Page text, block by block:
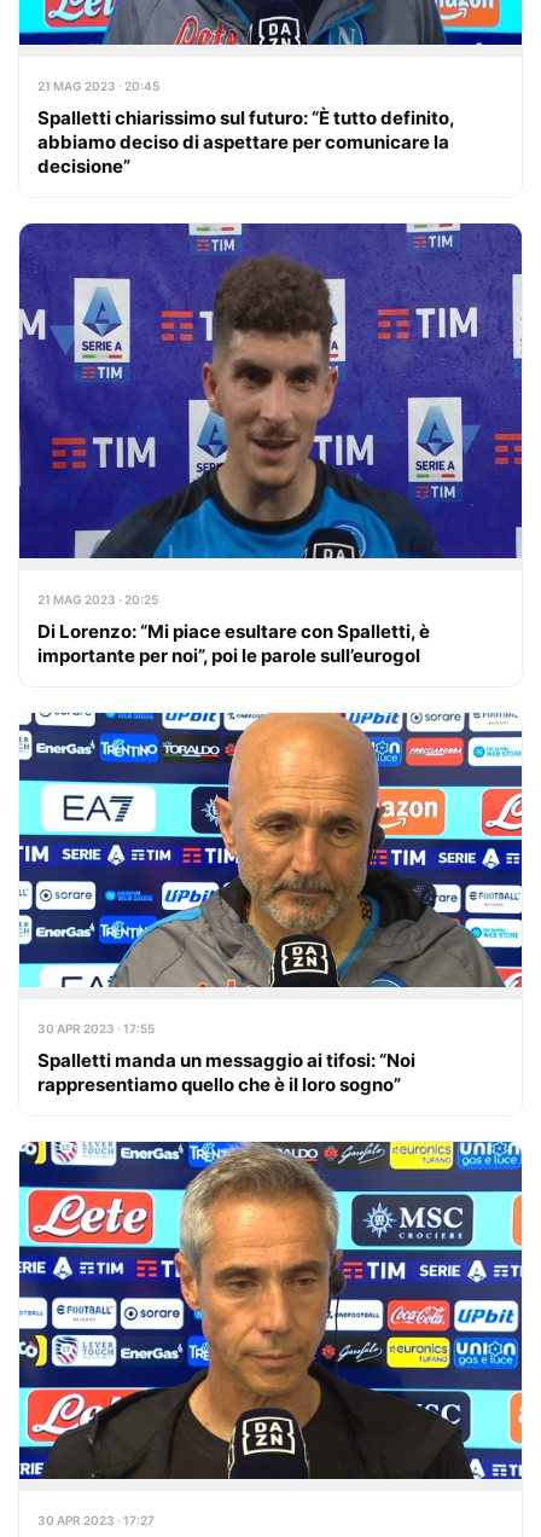
21 MAG 2023 · 20:45
Spalletti chiarissimo sul futuro: “È tutto definito,
abbiamo deciso di aspettare per comunicare la
decisione”
21 MAG 2023 · 20:25
Di Lorenzo: “Mi piace esultare con Spalletti, è
importante per noi”, poi le parole sull’eurogol
30 APR 2023 · 17:55
Spalletti manda un messaggio ai tifosi: “Noi
rappresentiamo quello che è il loro sogno”
30 APR 2023 · 17:27